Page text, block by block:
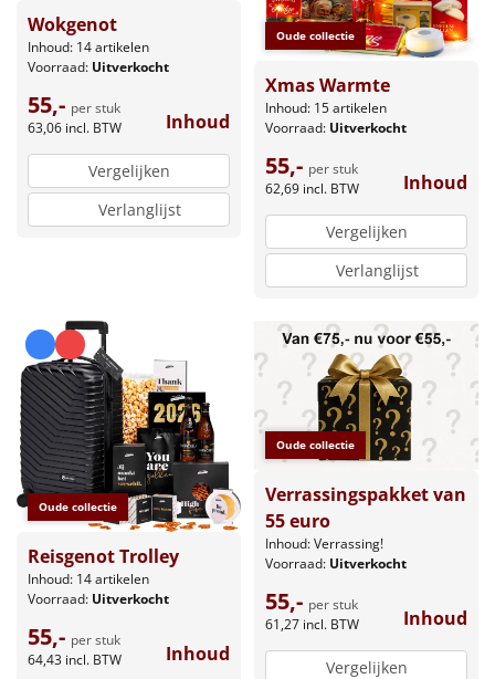
Wokgenot
Inhoud: 14 artikelen
Voorraad: Uitverkocht
55,- per stuk
63,06 incl. BTW Inhoud
Vergelijken
Verlanglijst
Oude collectie
Xmas Warmte
Inhoud: 15 artikelen
Voorraad: Uitverkocht
55,- per stuk
62,69 incl. BTW Inhoud
Vergelijken
Verlanglijst
Oude collectie
Reisgenot Trolley
Inhoud: 14 artikelen
Voorraad: Uitverkocht
55,- per stuk
64,43 incl. BTW Inhoud
Oude collectie
Verrassingspakket van
55 euro
Inhoud: Verrassing!
Voorraad: Uitverkocht
55,- per stuk
61,27 incl. BTW Inhoud
Vergelijken